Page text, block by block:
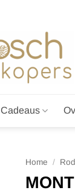
Cadeaus
Home /